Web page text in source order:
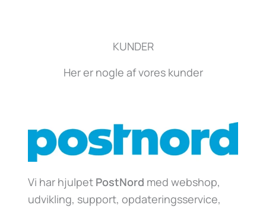
KUNDER
Her er nogle af vores kunder
Vi har hjulpet PostNord med webshop,
udvikling, support, opdateringsservice,